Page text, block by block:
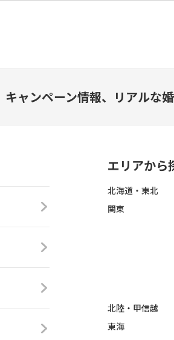
キャンペーン情報、 リアルな
エリアから
北海道・東北
関東
北陸・甲信越
東海